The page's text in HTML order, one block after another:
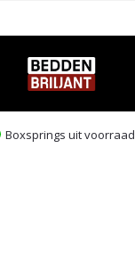
Boxsprings uit voorraad